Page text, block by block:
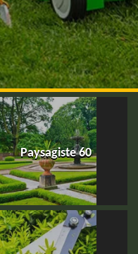
Paysagiste 60